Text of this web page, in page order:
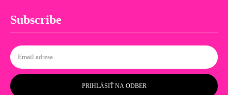
Subscribe
PRIHLÁSIŤ NA ODBER